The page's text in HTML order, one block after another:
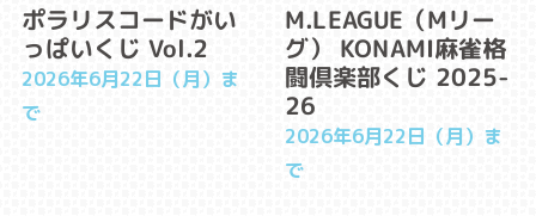
ポラリスコードがい
っぱいくじ Vol.2
2026年6月22日（月）ま
で
M.LEAGUE（Mリー
グ） KONAMI麻雀格
闘倶楽部くじ 2025-
26
2026年6月22日（月）ま
で